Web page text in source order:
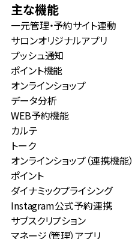
主な機能
一元管理・予約サイト連動
サロンオリジナルアプリ
プッシュ通知
ポイント機能
オンラインショップ
データ分析
WEB予約機能
カルテ
トーク
オンラインショップ（連携機能）
ポイント
ダイナミックプライシング
Instagram公式予約連携
サブスクリプション
マネージ（管理）アプリ